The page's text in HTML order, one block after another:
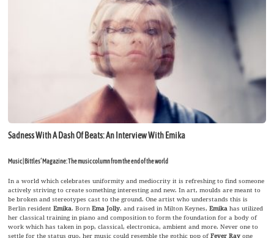
Sadness With A Dash Of Beats: An Interview With Emika
Music | Bittles’ Magazine: The music column from the end of the world
In a world which celebrates uniformity and mediocrity it is refreshing to find someone
actively striving to create something interesting and new. In art, moulds are meant to
be broken and stereotypes cast to the ground. One artist who understands this is
Berlin residentEmika. BornEma Jolly, and raised in Milton Keynes,Emika has utilized
her classical training in piano and composition to form the foundation for a body of
work which has taken in pop, classical, electronica, ambient and more. Never one to
settle for the status quo, her music could resemble the gothic pop ofFever Ray one